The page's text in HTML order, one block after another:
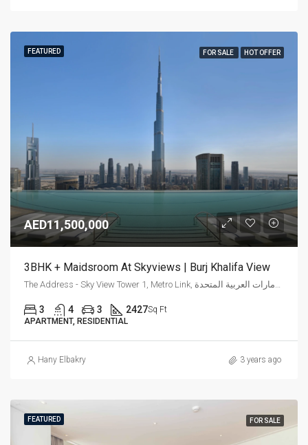
FEATURED FOR SALE HOT OFFER
AED11,500,000
3BHK + Maidsroom At Skyviews | Burj Khalifa View
The Address - Sky View Tower 1, Metro Link, وسط مدينة دبي, دبي, الإمارات العربية المتحدة
3 4 3 2427Sq Ft
APARTMENT, RESIDENTIAL
Hany Elbakry 3 years ago
FEATURED FOR SALE